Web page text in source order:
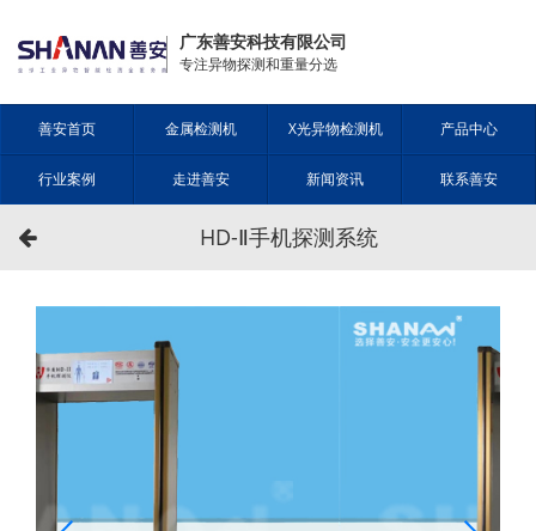
广东善安科技有限公司
专注异物探测和重量分选
善安首页 金属检测机 X光异物检测机 产品中心
行业案例 走进善安 新闻资讯 联系善安
HD-Ⅱ手机探测系统